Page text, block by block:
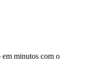
em minutos com o